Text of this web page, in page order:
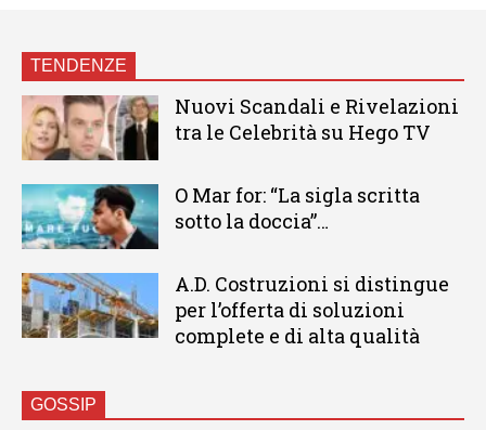
TENDENZE
Nuovi Scandali e Rivelazioni
tra le Celebrità su Hego TV
O Mar for: “La sigla scritta
sotto la doccia”…
A.D. Costruzioni si distingue
per l’offerta di soluzioni
complete e di alta qualità
GOSSIP